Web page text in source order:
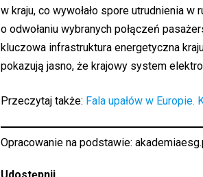
w kraju, co wywołało spore utrudnienia
o odwołaniu wybranych połączeń
kluczowa infrastruktura energetyczna
pokazują jasno, że krajowy system
Przeczytaj także: Fala upałów w
Opracowanie na podstawie: